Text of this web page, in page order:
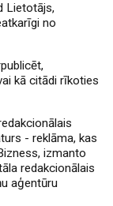
Lietotājs,
no
kā citādi rīkoties
- reklāma, kas
izmanto
redakcionālais
aģentūru